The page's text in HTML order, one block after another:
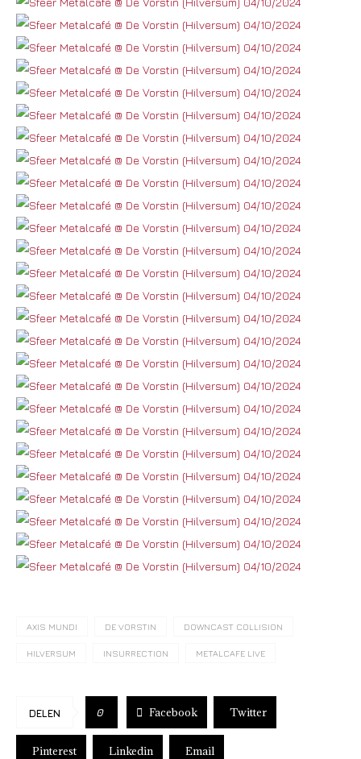
AXIS MUNDI DE VORSTIN DOWNCAST COLLISION
HILVERSUM INSURRECTION METALCAFE LIVE
DELEN 0 Facebook Twitter
Pinterest Linkedin Email